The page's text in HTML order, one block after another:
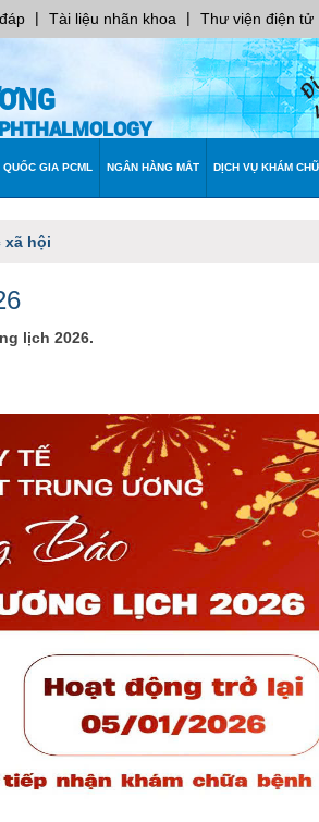
| Tài liệu nhãn khoa | Thư viện điện tử
GIA PCML NGÂN HÀNG MẮT DỊCH VỤ KHÁM
xã hội
lịch 2026.